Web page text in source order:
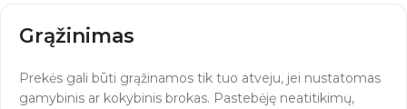
Grąžinimas
Prekės gali būti grąžinamos tik tuo atveju, jei nustatomas
gamybinis ar kokybinis brokas. Pastebėję neatitikimų,